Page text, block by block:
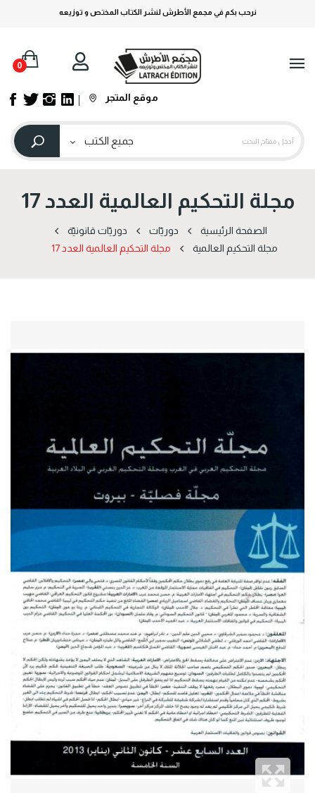
نرحب بكم في مجمع الأطرش لنشر الكتاب المختص و توزيعه
0
موقع المتجر
مجلة التحكيم العالمية العدد 17
الصفحة الرئيسية دوریّات
دوریّات قانونیّة
مجلة التحكيم العالمية
مجلة التحكيم العالمية العدد 17